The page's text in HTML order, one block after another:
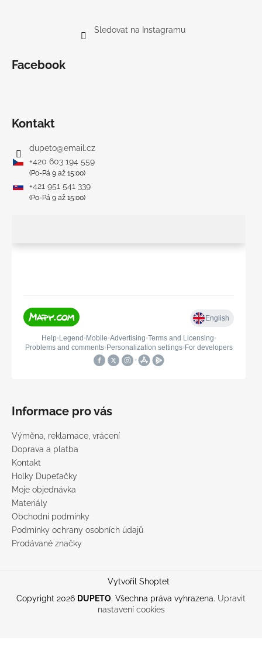
Sledovat na Instagramu
Facebook
Kontakt
dupeto@email.cz
+420 603 194 559
(Po-Pá 9 až 15:00)
+421 951 541 339
(Po-Pá 9 až 15:00)
Informace pro vás
Výměna, reklamace, vrácení
Doprava a platba
Kontakt
Holky Dupeťačky
Moje objednávka
Materiály
Obchodní podmínky
Podmínky ochrany osobních údajů
Prodávané značky
Vytvořil Shoptet
Copyright 2026 DUPETO. Všechna práva vyhrazena. Upravit
nastavení cookies